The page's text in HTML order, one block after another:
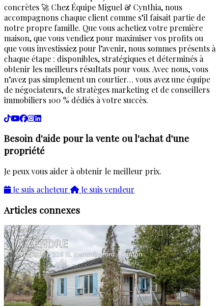
concrètes 🚀 Chez Équipe Miguel & Cynthia, nous
accompagnons chaque client comme s’il faisait partie de
notre propre famille. Que vous achetiez votre première
maison, que vous vendiez pour maximiser vos profits ou
que vous investissiez pour l’avenir, nous sommes présents à
chaque étape : disponibles, stratégiques et déterminés à
obtenir les meilleurs résultats pour vous. Avec nous, vous
n’avez pas simplement un courtier… vous avez une équipe
de négociateurs, de stratèges marketing et de conseillers
immobiliers 100 % dédiés à votre succès.
Besoin d'aide pour la vente ou l'achat d'une
propriété
Je peux vous aider à obtenir le meilleur prix.
Je suis acheteur
Je suis vendeur
Articles connexes